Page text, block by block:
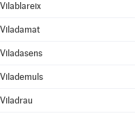
Vilablareix
Viladamat
Viladasens
Vilademuls
Viladrau